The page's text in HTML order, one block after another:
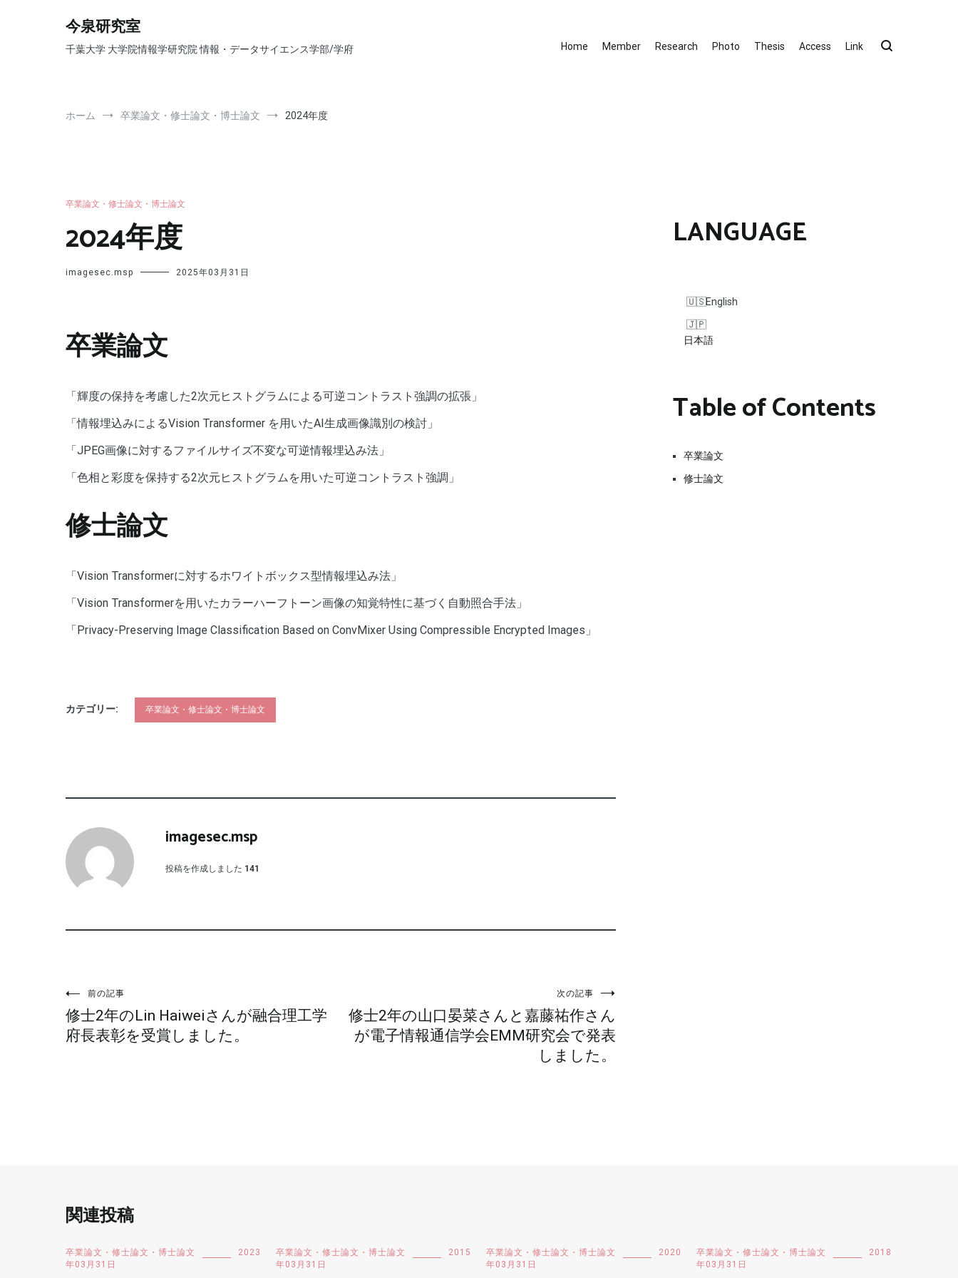
今泉研究室
千葉大学 大学院情報学研究院 情報・データサイエンス学部/学府 Home Member Research Photo Thesis Access Link
ホーム 卒業論文・修士論文・博士論文 2024年度
卒業論文・修士論文・博士論文
2024年度
imagesec.msp 2025年03月31日
卒業論文
「輝度の保持を考慮した2次元ヒストグラムによる可逆コントラスト強調の拡張」
「情報埋込みによるVision Transformer を用いたAI生成画像識別の検討」
「JPEG画像に対するファイルサイズ不変な可逆情報埋込み法」
「色相と彩度を保持する2次元ヒストグラムを用いた可逆コントラスト強調」
修士論文
「Vision Transformerに対するホワイトボックス型情報埋込み法」
「Vision Transformerを用いたカラーハーフトーン画像の知覚特性に基づく自動照合手法」
「Privacy-Preserving Image Classification Based on ConvMixer Using Compressible Encrypted Images」
カテゴリー: 卒業論文・修士論文・博士論文
imagesec.msp
投稿を作成しました 141
投
稿
シ
ョ
前の記事
修士2年のLin Haiweiさんが融合理工学
府長表彰を受賞しました。
次の記事
修士2年の山口晏菜さんと嘉藤祐作さん
が電子情報通信学会EMM研究会で発表
しました。
LANGUAGE
English
日本語
Table of Contents
卒業論文
修士論文
関連投稿
卒業論文・修士論文・博士論文
2023
年03月31日
卒業論文・修士論文・博士論文
2015
年03月31日
卒業論文・修士論文・博士論文
2020
年03月31日
卒業論文・修士論文・博士論文
2018
年03月31日